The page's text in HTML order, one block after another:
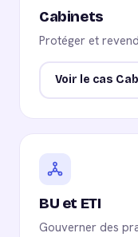
Cabinets
Protéger et
Voir le cas
BU et ETI
Gouverner des